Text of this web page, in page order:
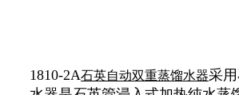
1810-2A石英自动双重蒸馏水器采